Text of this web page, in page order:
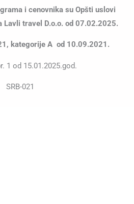
i cenovnika su Opšti uslovi
Lavli travel D.o.o. od 07.02.2025.
kategorije A od 10.09.2021.
1 od 15.01.2025.god.
SRB-021